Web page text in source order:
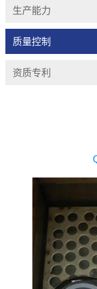
生产能力
质量控制
资质专利